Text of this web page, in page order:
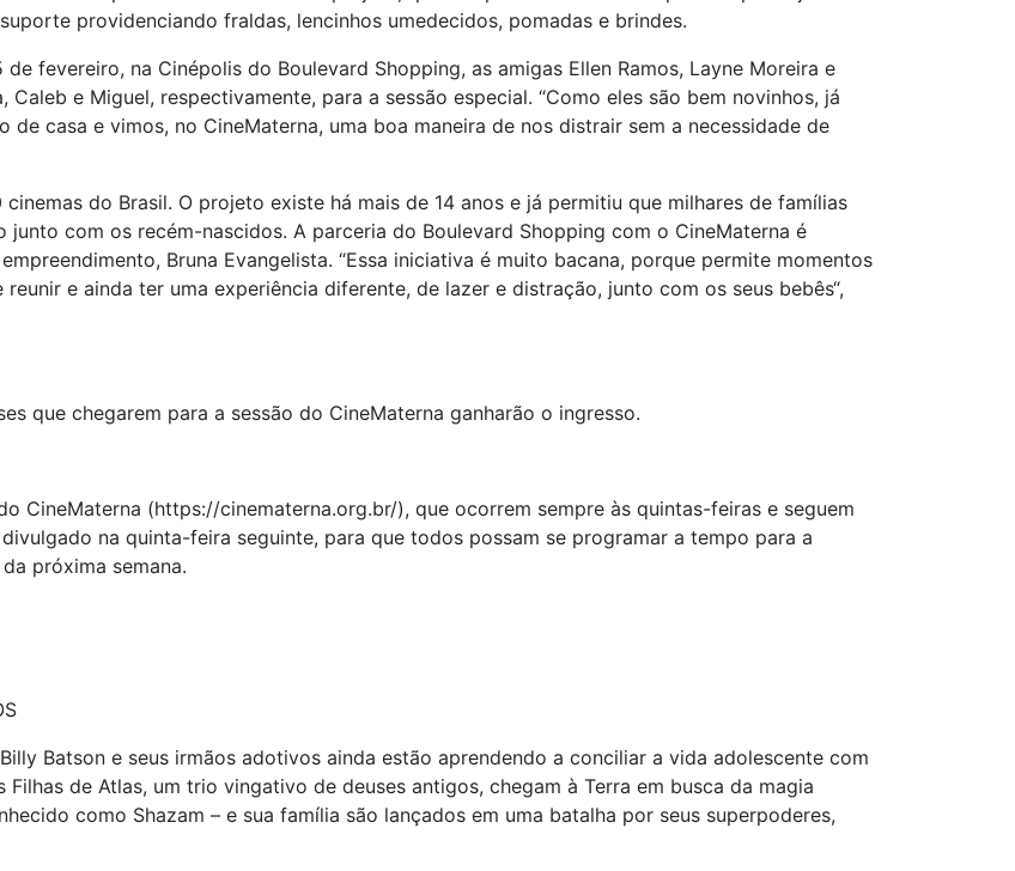
providenciando fraldas, lencinhos umedecidos, pomadas e brindes.
fevereiro, na Cinépolis do Boulevard Shopping, as amigas Ellen Ramos, Layne Moreira e
e Miguel, respectivamente, para a sessão especial. “Como eles são bem novinhos, já
casa e vimos, no CineMaterna, uma boa maneira de nos distrair sem a necessidade de
do Brasil. O projeto existe há mais de 14 anos e já permitiu que milhares de famílias
com os recém-nascidos. A parceria do Boulevard Shopping com o CineMaterna é
Bruna Evangelista. “Essa iniciativa é muito bacana, porque permite momentos
e ainda ter uma experiência diferente, de lazer e distração, junto com os seus bebês“,
que chegarem para a sessão do CineMaterna ganharão o ingresso.
CineMaterna (https://cinematerna.org.br/), que ocorrem sempre às quintas-feiras e seguem
na quinta-feira seguinte, para que todos possam se programar a tempo para a
próxima semana.
Batson e seus irmãos adotivos ainda estão aprendendo a conciliar a vida adolescente com
de Atlas, um trio vingativo de deuses antigos, chegam à Terra em busca da magia
como Shazam – e sua família são lançados em uma batalha por seus superpoderes,